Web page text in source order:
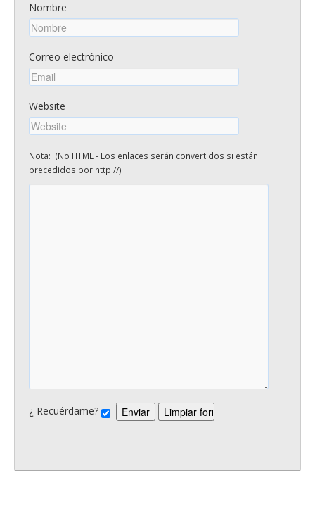
Nombre
Correo electrónico
Website
Nota: (No HTML - Los enlaces serán convertidos si están
precedidos por http://)
¿ Recuérdame?